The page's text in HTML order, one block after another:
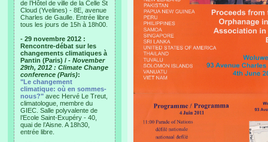
de l’Hôtel de ville de la Celle St
Cloud (Yvelines) - 8E, avenue
Charles de Gaulle. Entrée libre
tous les jours de 15h à 18h00.
- 29 novembre 2012 :
Rencontre-débat sur les
changements climatiques à
Pantin (Paris) / - November
29th, 2012 : Climate Change
conference (Paris):
"Le changement
climatique: où en sommes-
nous?" avec Hervé Le Treut,
climatologue, membre du
GIEC. Salle polyvalente de
l’Ecole Saint-Exupéry - 40,
quai de l’Aisne. A 18h30,
entrée libre.